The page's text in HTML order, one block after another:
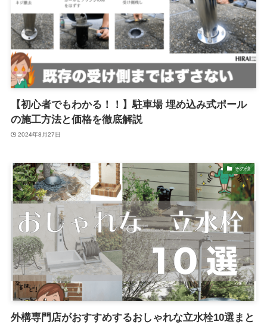
【初心者でもわかる！！】駐車場 埋め込み式ポール
の施工方法と価格を徹底解説
2024年8月27日
その他
外構専門店がおすすめするおしゃれな立水栓10選まと